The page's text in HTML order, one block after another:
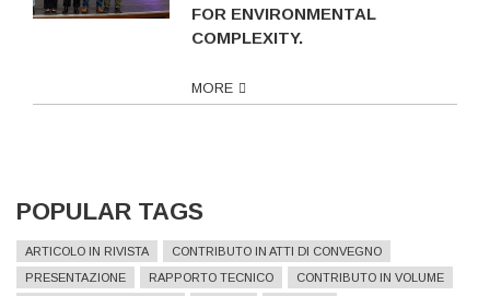
FOR ENVIRONMENTAL
COMPLEXITY.
MORE
POPULAR TAGS
ARTICOLO IN RIVISTA
CONTRIBUTO IN ATTI DI CONVEGNO
PRESENTAZIONE
RAPPORTO TECNICO
CONTRIBUTO IN VOLUME